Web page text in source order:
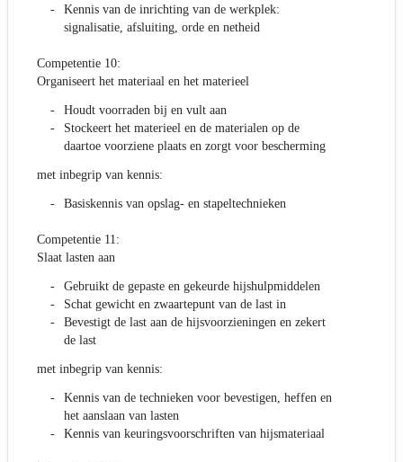
Kennis van de inrichting van de werkplek:
signalisatie, afsluiting, orde en netheid
Competentie 10:
Organiseert het materiaal en het materieel
Houdt voorraden bij en vult aan
Stockeert het materieel en de materialen op de
daartoe voorziene plaats en zorgt voor bescherming
met inbegrip van kennis:
Basiskennis van opslag- en stapeltechnieken
Competentie 11:
Slaat lasten aan
Gebruikt de gepaste en gekeurde hijshulpmiddelen
Schat gewicht en zwaartepunt van de last in
Bevestigt de last aan de hijsvoorzieningen en zekert
de last
met inbegrip van kennis:
Kennis van de technieken voor bevestigen, heffen en
het aanslaan van lasten
Kennis van keuringsvoorschriften van hijsmateriaal